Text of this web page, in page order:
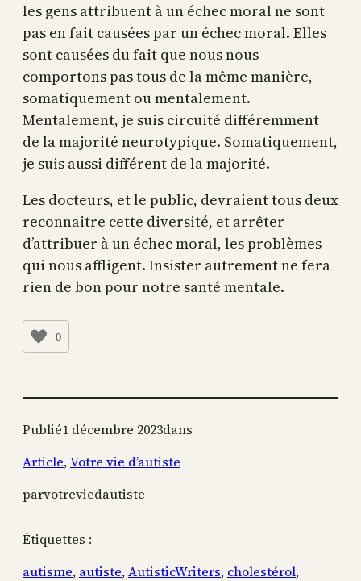
les gens attribuent à un échec moral ne sont
pas en fait causées par un échec moral. Elles
sont causées du fait que nous nous
comportons pas tous de la même manière,
somatiquement ou mentalement.
Mentalement, je suis circuité différemment
de la majorité neurotypique. Somatiquement,
je suis aussi différent de la majorité.
Les docteurs, et le public, devraient tous deux
reconnaitre cette diversité, et arrêter
d’attribuer à un échec moral, les problèmes
qui nous affligent. Insister autrement ne fera
rien de bon pour notre santé mentale.
0
Publié1 décembre 2023dans
Article, Votre vie d’autiste
parvotreviedautiste
Étiquettes :
autisme, autiste, AutisticWriters, cholestérol